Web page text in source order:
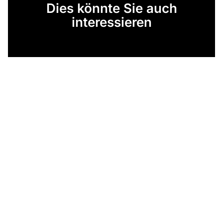
Dies könnte Sie auch
interessieren